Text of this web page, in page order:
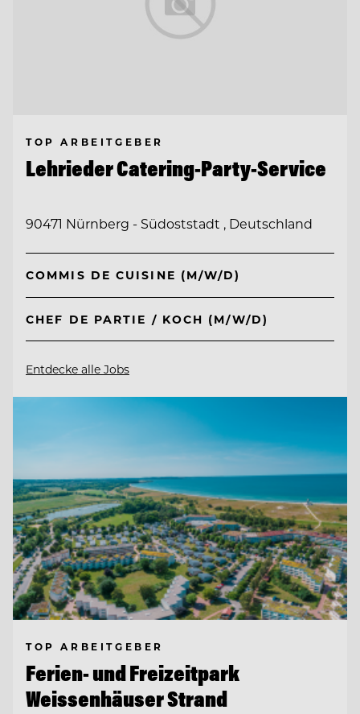
TOP ARBEITGEBER
Lehrieder Catering-Party-Service
90471 Nürnberg - Südoststadt , Deutschland
COMMIS DE CUISINE (M/W/D)
CHEF DE PARTIE / KOCH (M/W/D)
Entdecke alle Jobs
TOP ARBEITGEBER
Ferien- und Freizeitpark
Weissenhäuser Strand